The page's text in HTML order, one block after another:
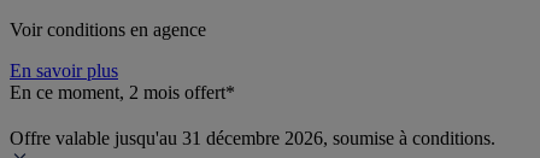
Voir conditions en agence
En savoir plus
En ce moment, 2 mois offert*
Offre valable jusqu'au 31 décembre 2026, soumise à conditions.